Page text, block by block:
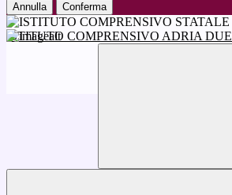
Annulla Conferma
ISTITUTO COMPRENSIVO ADRIA DUE